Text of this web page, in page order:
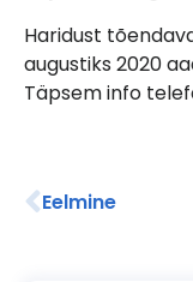
Haridust
augustiks 2020
Täpsem info
Eelmine